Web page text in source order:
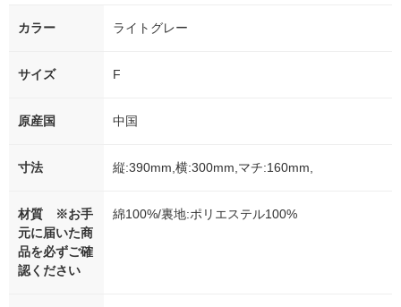
カラー ライトグレー
サイズ F
原産国 中国
寸法 縦:390mm,横:300mm,マチ:160mm,
材質 ※お手
元に届いた商
品を必ずご確
認ください
綿100%/裏地:ポリエステル100%